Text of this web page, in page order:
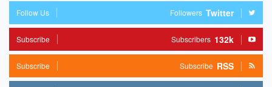
Twitter
Followers
Follow Us
132k
Subscribers
Subscribe
RSS
Subscribe
Subscribe